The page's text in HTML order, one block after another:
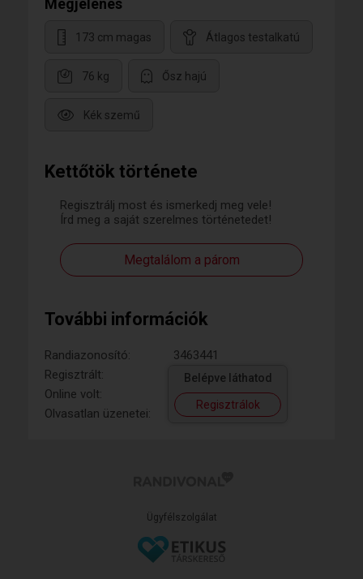
Kettőtök története
Regisztrálj most és ismerkedj meg vele!
Írd meg a saját szerelmes történetedet!
Megtalálom a párom
További információk
Randiazonosító:
3463441
Regisztrált:
Online volt:
Olvasatlan üzenetei:
Belépve láthatod
Regisztrálok
Megjelenés
173 cm magas Átlagos testalkatú
76 kg Ősz hajú
Kék szemű
Ügyfélszolgálat